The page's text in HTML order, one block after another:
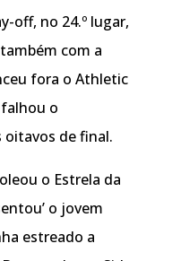
off, no 24.º lugar,
com a
fora o Athletic
o
de final.
o Estrela da
o jovem
estreado a